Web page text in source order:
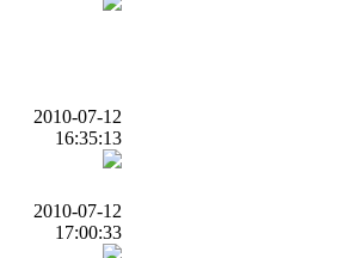
2010-07-12
16:35:13
2010-07-12
17:00:33